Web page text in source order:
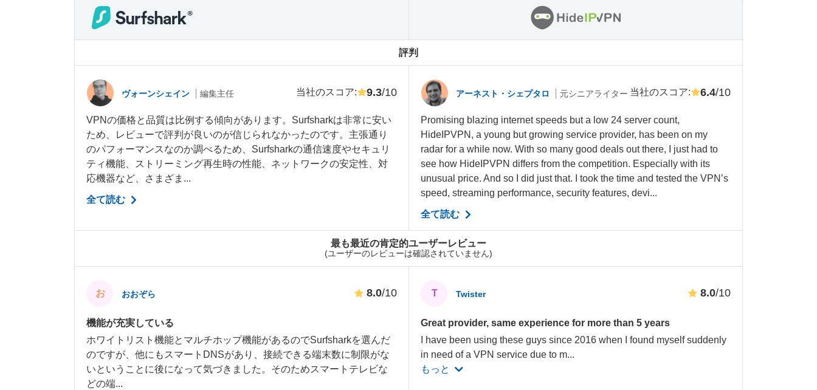
評判
最も最近の肯定的ユーザーレビュー
(ユーザーのレビューは確認されていません)
ヴォーンシェイン 編集主任 当社のスコア: 9.3/10
VPNの価格と品質は比例する傾向があります。Surfsharkは非常に安い
ため、レビューで評判が良いのが信じられなかったのです。主張通り
のパフォーマンスなのか調べるため、Surfsharkの通信速度やセキュリ
ティ機能、ストリーミング再生時の性能、ネットワークの安定性、対
応機器など、さまざま...
全て読む
お おおぞら 8.0/10
機能が充実している
ホワイトリスト機能とマルチホップ機能があるのでSurfsharkを選んだ
のですが、他にもスマートDNSがあり、接続できる端末数に制限がな
いということに後になって気づきました。そのためスマートテレビな
どの端...
アーネスト・シェプタロ 元シニアライター 当社のスコア: 6.4/10
Promising blazing internet speeds but a low 24 server count,
HideIPVPN, a young but growing service provider, has been on my
radar for a while now. With so many good deals out there, I just had to
see how HideIPVPN differs from the competition. Especially with its
unusual price. And so I did just that. I took the time and tested the VPN’s
speed, streaming performance, security features, devi...
全て読む
T Twister 8.0/10
Great provider, same experience for more than 5 years
I have been using these guys since 2016 when I found myself suddenly
in need of a VPN service due to m...
もっと